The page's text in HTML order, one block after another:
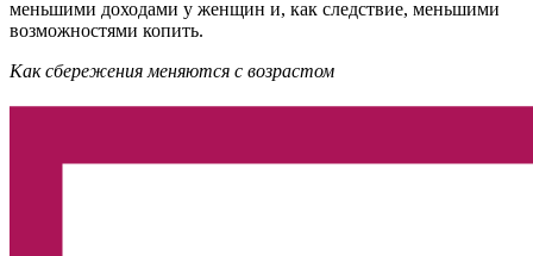
меньшими доходами у женщин и, как следствие, меньшими
возможностями копить.
Как сбережения меняются с возрастом